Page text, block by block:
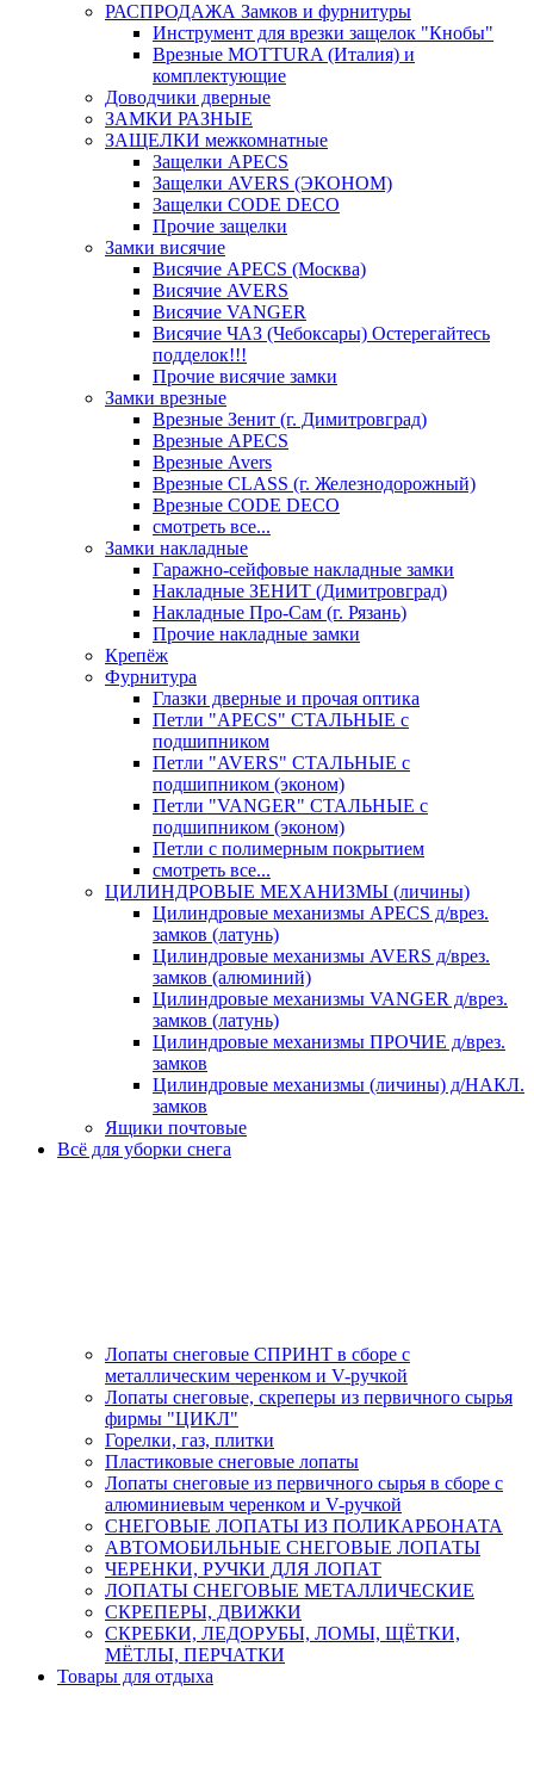
РАСПРОДАЖА Замков и фурнитуры
Инструмент для врезки защелок "Кнобы"
Врезные MOTTURA (Италия) и
комплектующие
Доводчики дверные
ЗАМКИ РАЗНЫЕ
ЗАЩЕЛКИ межкомнатные
Защелки APECS
Защелки AVERS (ЭКОНОМ)
Защелки CODE DECO
Прочие защелки
Замки висячие
Висячие APECS (Москва)
Висячие AVERS
Висячие VANGER
Висячие ЧАЗ (Чебоксары) Остерегайтесь
подделок!!!
Прочие висячие замки
Замки врезные
Врезные Зенит (г. Димитровград)
Врезные APECS
Врезные Avers
Врезные CLASS (г. Железнодорожный)
Врезные CODE DECO
смотреть все...
Замки накладные
Гаражно-сейфовые накладные замки
Накладные ЗЕНИТ (Димитровград)
Накладные Про-Сам (г. Рязань)
Прочие накладные замки
Крепёж
Фурнитура
Глазки дверные и прочая оптика
Петли "APECS" СТАЛЬНЫЕ с
подшипником
Петли "AVERS" СТАЛЬНЫЕ с
подшипником (эконом)
Петли "VANGER" СТАЛЬНЫЕ с
подшипником (эконом)
Петли с полимерным покрытием
смотреть все...
ЦИЛИНДРОВЫЕ МЕХАНИЗМЫ (личины)
Цилиндровые механизмы APECS д/врез.
замков (латунь)
Цилиндровые механизмы AVERS д/врез.
замков (алюминий)
Цилиндровые механизмы VANGER д/врез.
замков (латунь)
Цилиндровые механизмы ПРОЧИЕ д/врез.
замков
Цилиндровые механизмы (личины) д/НАКЛ.
замков
Ящики почтовые
Всё для уборки снега
Лопаты снеговые СПРИНТ в сборе с
металлическим черенком и V-ручкой
Лопаты снеговые, скреперы из первичного сырья
фирмы "ЦИКЛ"
Горелки, газ, плитки
Пластиковые снеговые лопаты
Лопаты снеговые из первичного сырья в сборе с
алюминиевым черенком и V-ручкой
СНЕГОВЫЕ ЛОПАТЫ ИЗ ПОЛИКАРБОНАТА
АВТОМОБИЛЬНЫЕ СНЕГОВЫЕ ЛОПАТЫ
ЧЕРЕНКИ, РУЧКИ ДЛЯ ЛОПАТ
ЛОПАТЫ СНЕГОВЫЕ МЕТАЛЛИЧЕСКИЕ
СКРЕПЕРЫ, ДВИЖКИ
СКРЕБКИ, ЛЕДОРУБЫ, ЛОМЫ, ЩЁТКИ,
МЁТЛЫ, ПЕРЧАТКИ
Товары для отдыха